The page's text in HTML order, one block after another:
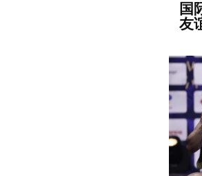
国
友